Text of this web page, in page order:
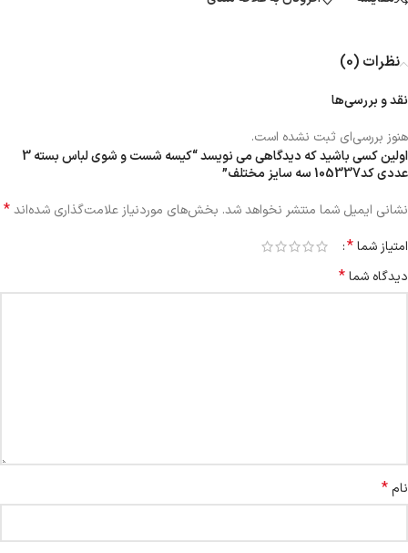
نظرات (0)
نقد و بررسی‌ها
هنوز بررسی‌ای ثبت نشده است.
اولین کسی باشید که دیدگاهی می نویسد “کیسه شست و شوی لباس بسته 3
عددی کد105337 سه سایز مختلف”
نشانی ایمیل شما منتشر نخواهد شد. بخش‌های موردنیاز علامت‌گذاری شده‌اند*
امتیاز شما*
دیدگاه شما*
نام*